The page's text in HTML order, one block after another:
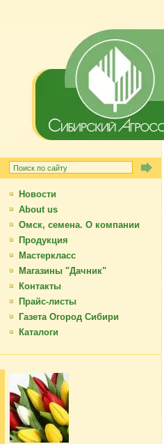
Новости
About us
Омск, семена. О компании
Продукция
Мастеркласс
Магазины "Дачник"
Контакты
Прайс-листы
Газета Огород Сибири
Каталоги